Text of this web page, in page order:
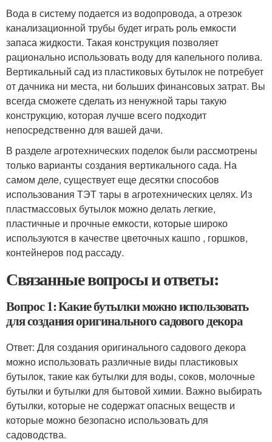
Вода в систему подается из водопровода, а отрезок
канализационной трубы будет играть роль емкости
запаса жидкости. Такая конструкция позволяет
рационально использовать воду для капельного полива.
Вертикальный сад из пластиковых бутылок не потребует
от дачника ни места, ни больших финансовых затрат. Вы
всегда сможете сделать из ненужной тары такую
конструкцию, которая лучше всего подходит
непосредственно для вашей дачи.
В разделе агротехнических поделок были рассмотрены
только варианты создания вертикального сада. На
самом деле, существует еще десятки способов
использования ТЭТ тары в агротехнических целях. Из
пластмассовых бутылок можно делать легкие,
пластичные и прочные емкости, которые широко
используются в качестве цветочных кашпо , горшков,
контейнеров под рассаду.
Связанные вопросы и ответы:
Вопрос 1: Какие бутылки можно использовать
для создания оригинального садового декора
Ответ: Для создания оригинального садового декора
можно использовать различные виды пластиковых
бутылок, такие как бутылки для воды, соков, молочные
бутылки и бутылки для бытовой химии. Важно выбирать
бутылки, которые не содержат опасных веществ и
которые можно безопасно использовать для
садоводства.